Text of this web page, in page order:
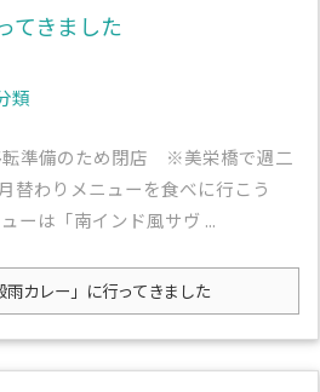
てきました
類
準備のため閉店 ※美栄橋で週二
替わりメニューを食べに行こう
ーは「南インド風サヴ ...
雨カレー」に行ってきました